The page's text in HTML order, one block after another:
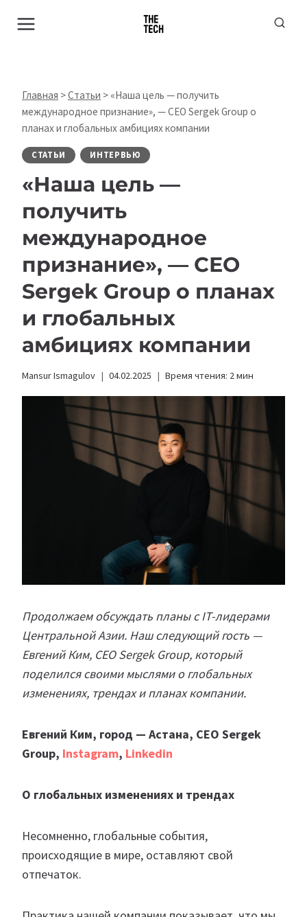
Главная >Статьи > «Наша цель — получить
международное признание», — СЕО Sergek Group о
планах и глобальных амбициях компании
СТАТЬИ ИНТЕРВЬЮ
«Наша цель —
получить
международное
признание», — СЕО
Sergek Group о планах
и глобальных
амбициях компании
Mansur Ismagulov 04.02.2025 Время чтения: 2мин
Продолжаем обсуждать планы с IT-лидерами
Центральной Азии. Наш следующий гость —
Евгений Ким, СЕО Sergek Group, который
поделился своими мыслями о глобальных
изменениях, трендах и планах компании.
Евгений Ким, город — Астана, CEO Sergek
Group, Instagram, Linkedin
О глобальных изменениях и трендах
Несомненно, глобальные события,
происходящие в мире, оставляют свой
отпечаток.